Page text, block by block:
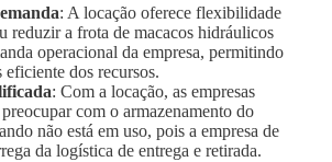
: A locação oferece flexibilidade
reduzir a frota de macacos hidráulicos
operacional da empresa, permitindo
eficiente dos recursos.
: Com a locação, as empresas
com o armazenamento do
não está em uso, pois a empresa de
da logística de entrega e retirada.